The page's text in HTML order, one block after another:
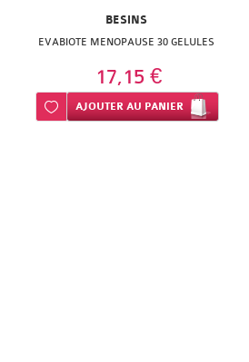
BESINS
EVABIOTE MENOPAUSE 30 GELULES
17,15 €
Ajouter à ma liste d’envie
AJOUTERAU PANIER